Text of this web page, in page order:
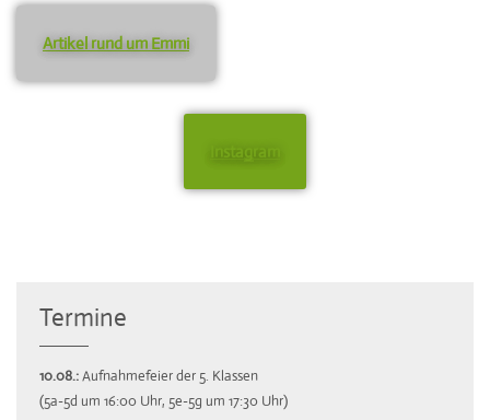
Artikel rund um Emmi
Instagram
Termine
10.08.:Aufnahmefeier der 5. Klassen
(5a-5d um 16:00 Uhr, 5e-5g um 17:30 Uhr)